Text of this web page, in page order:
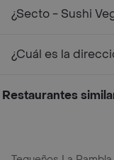
¿Secto - Sushi
¿Cuál es la
Restaurantes